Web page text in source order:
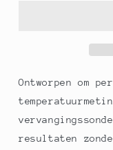
thermometer
58981),
1
stuk
1
Ontworpen om
resultaten